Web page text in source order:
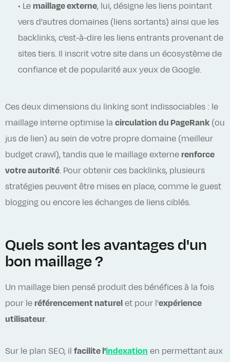
• Le maillage externe, lui, désigne les liens pointant
vers d'autres domaines (liens sortants) ainsi que les
backlinks, c'est-à-dire les liens entrants provenant de
sites tiers. Il inscrit votre site dans un écosystème de
confiance et de popularité aux yeux de Google.
Ces deux dimensions du linking sont indissociables : le
maillage interne optimise la circulation du PageRank (ou
jus de lien) au sein de votre propre domaine (meilleur
budget crawl), tandis que le maillage externe renforce
votre autorité. Pour obtenir ces backlinks, plusieurs
stratégies peuvent être mises en place, comme le guest
blogging ou encore les échanges de liens ciblés.
Quels sont les avantages d'un
bon maillage ?
Un maillage bien pensé produit des bénéfices à la fois
pour le référencement naturel et pour l'expérience
utilisateur.
Sur le plan SEO, il facilite l'indexation en permettant aux